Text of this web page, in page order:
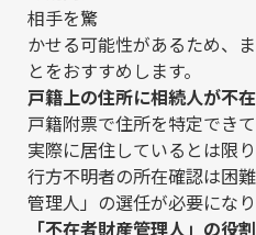
相手を驚
かせる可能性があるため、
とをおすすめします。
戸籍上の住所に相続人が不
戸籍附票で住所を特定でき
実際に居住しているとは限
行方不明者の所在確認は困
管理人」の選任が必要になり
「不在者財産管理人」の役